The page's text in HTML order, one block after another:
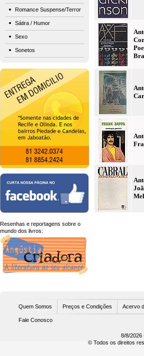
Romance Suspense/Terror
Sátira / Humor
Sexo
Sonetos
Resenhas e reportagens sobre o
mundo dos livros:
Quem Somos Preços e Condições Acervo
Fale Conosco
8/8/2026
© Todos os direitos